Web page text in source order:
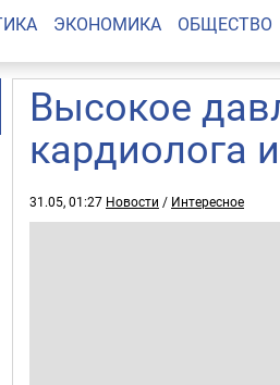
ЭКОНОМИКА ОБЩЕСТВО
Высокое
кардиолога
31.05, 01:27 Новости / Интересное